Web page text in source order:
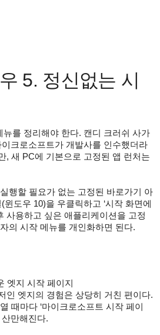
5. 정신없는 시
를 정리해야 한다. 캔디 크러쉬 사가
크로소프트가 개발사를 인수했더라
, 새 PC에 기본으로 고정된 앱 런처는
행할 필요가 없는 고정된 바로가기 아
도우 10)을 우클릭하고 ‘시작 화면에
사용하고 싶은 애플리케이션을 고정
의 시작 메뉴를 개인화하면 된다.
엣지 시작 페이지
인 엣지의 경험은 상당히 거친 편이다.
때마다 ‘마이크로소프트 시작 페이
산만해진다.